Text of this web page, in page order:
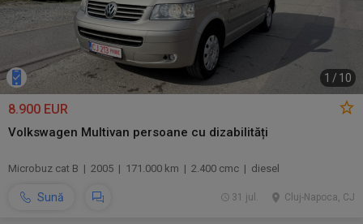
1 / 10
8.900 EUR
Volkswagen Multivan persoane cu dizabilități
Microbuz cat B | 2005 | 171.000 km | 2.400 cmc | diesel
Sună Cluj-Napoca, CJ
31 jul.